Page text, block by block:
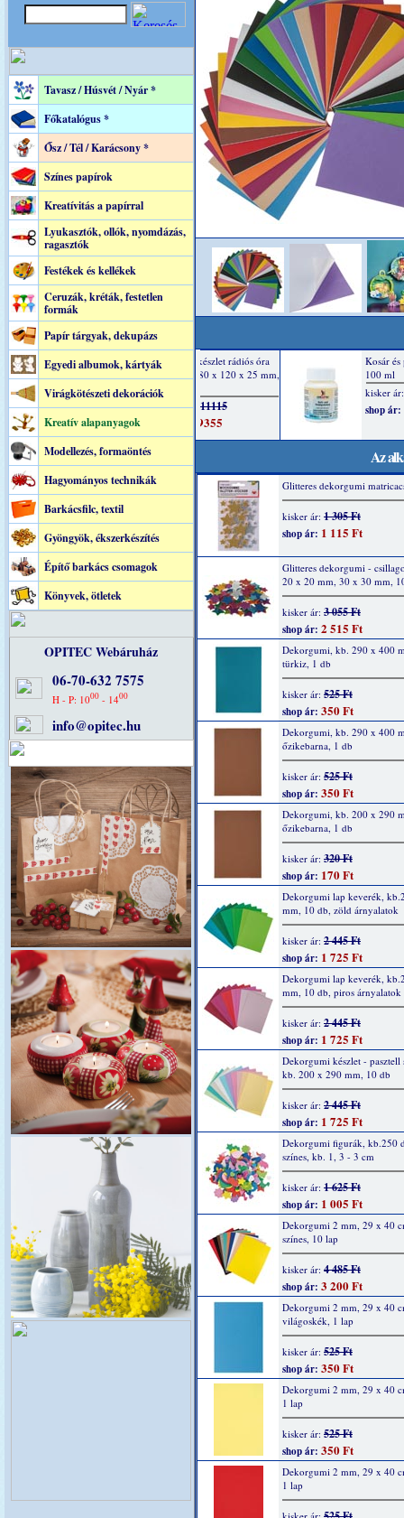
Tavasz / Húsvét / Nyár *
Főkatalógus *
Ősz / Tél / Karácsony *
Színes papírok
Kreatívitás a papírral
Lyukasztók, ollók, nyomdázás,
ragasztók
Festékek és kellékek
Ceruzák, kréták, festetlen
formák
Papír tárgyak, dekupázs
Egyedi albumok, kártyák
Virágkötészeti dekorációk
Kreatív alapanyagok
Modellezés, formaöntés
Hagyományos technikák
Barkácsfilc, textil
Gyöngyök, ékszerkészítés
Építő barkács csomagok
Könyvek, ötletek
OPITEC Webáruház
06-70-632 7575
H - P: 1000- 1400
info@opitec.hu
Az
Glitteres dekorgumi
kisker ár: 1 305 Ft
shop ár: 1 115 Ft
Glitteres dekorgumi -
20 x 20 mm, 30 x 30 mm,
kisker ár: 3 055 Ft
shop ár: 2 515 Ft
Dekorgumi, kb. 290 x 400
türkiz, 1 db
kisker ár: 525 Ft
shop ár: 350 Ft
Dekorgumi, kb. 290 x 400
őzikebarna, 1 db
kisker ár: 525 Ft
shop ár: 350 Ft
Dekorgumi, kb. 200 x 290
őzikebarna, 1 db
kisker ár: 320 Ft
shop ár: 170 Ft
Dekorgumi lap keverék,
mm, 10 db, zöld árnyalatok
kisker ár: 2 445 Ft
shop ár: 1 725 Ft
Dekorgumi lap keverék,
mm, 10 db, piros árnyalatok
kisker ár: 2 445 Ft
shop ár: 1 725 Ft
Dekorgumi készlet - pasztell
kb. 200 x 290 mm, 10 db
kisker ár: 2 445 Ft
shop ár: 1 725 Ft
Dekorgumi figurák, kb.250
színes, kb. 1, 3 - 3 cm
kisker ár: 1 625 Ft
shop ár: 1 005 Ft
Dekorgumi 2 mm, 29 x 40
színes, 10 lap
kisker ár: 4 485 Ft
shop ár: 3 200 Ft
Dekorgumi 2 mm, 29 x 40
világoskék, 1 lap
kisker ár: 525 Ft
shop ár: 350 Ft
Dekorgumi 2 mm, 29 x 40
1 lap
kisker ár: 525 Ft
shop ár: 350 Ft
Dekorgumi 2 mm, 29 x 40
1 lap